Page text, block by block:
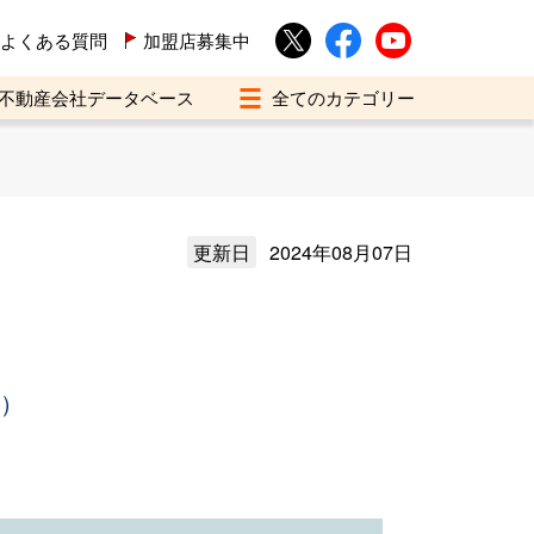
よくある質問 加盟店募集中
動産会社データベース
更新日 2024年08月07日